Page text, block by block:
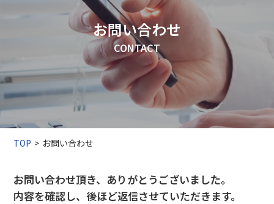
お問い合わせ
CONTACT
TOP お問い合わせ
お問い合わせ頂き、ありがとうございました。
内容を確認し、後ほど返信させていただきます。